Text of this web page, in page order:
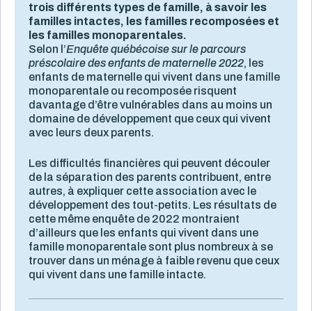
trois différents types de famille, à savoir les
familles intactes, les familles recomposées et
les familles monoparentales.
Selon l’Enquête québécoise sur le parcours
préscolaire des enfants de maternelle 2022, les
enfants de maternelle qui vivent dans une famille
monoparentale ou recomposée risquent
davantage d’être vulnérables dans au moins un
domaine de développement que ceux qui vivent
avec leurs deux parents.
Les difficultés financières qui peuvent découler
de la séparation des parents contribuent, entre
autres, à expliquer cette association avec le
développement des tout-petits. Les résultats de
cette même enquête de 2022 montraient
d’ailleurs que les enfants qui vivent dans une
famille monoparentale sont plus nombreux à se
trouver dans un ménage à faible revenu que ceux
qui vivent dans une famille intacte.